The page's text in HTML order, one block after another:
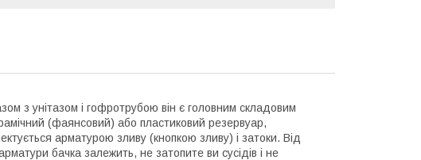
з унітазом і гофротрубою він є головним складовим
(фаянсовий) або пластиковий резервуар,
арматурою зливу (кнопкою зливу) і затоки. Від
бачка залежить, не затопите ви сусідів і не